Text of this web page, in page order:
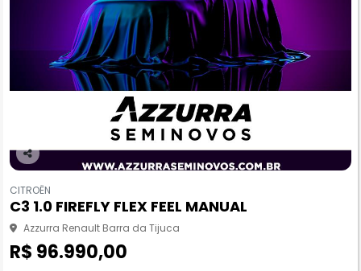
Co
pa
rtil
he
CITROËN
C3 1.0 FIREFLY FLEX FEEL MANUAL
Azzurra Renault Barra da Tijuca
R$ 96.990,00